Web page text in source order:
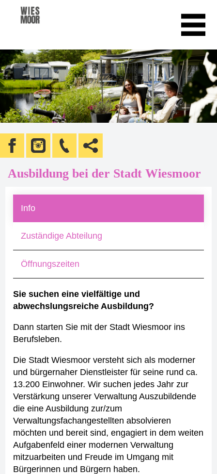
Ausbildung bei der Stadt Wiesmoor
Info
Zuständige Abteilung
Öffnungszeiten
Sie suchen eine vielfältige und
abwechslungsreiche Ausbildung?
Dann starten Sie mit der Stadt Wiesmoor ins
Berufsleben.
Die Stadt Wiesmoor versteht sich als moderner
und bürgernaher Dienstleister für seine rund ca.
13.200 Einwohner. Wir suchen jedes Jahr zur
Verstärkung unserer Verwaltung Auszubildende
die eine Ausbildung zur/zum
Verwaltungsfachangestellten absolvieren
möchten und bereit sind, engagiert in dem weiten
Aufgabenfeld einer modernen Verwaltung
mitzuarbeiten und Freude im Umgang mit
Bürgerinnen und Bürgern haben.